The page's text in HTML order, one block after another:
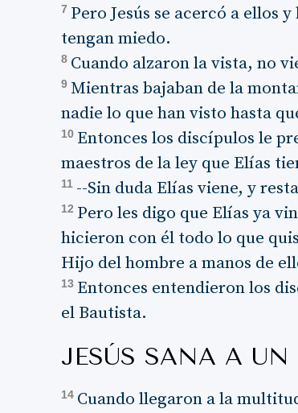
7 Pero Jesús se acercó a ellos
tengan miedo.
8 Cuando alzaron la vista, no
9 Mientras bajaban de la
nadie lo que han visto hasta
10 Entonces los discípulos le
maestros de la ley que Elías
11 --Sin duda Elías viene, y
12 Pero les digo que Elías ya
hicieron con él todo lo que
Hijo del hombre a manos de
13 Entonces entendieron los
el Bautista.
JESÚS SANA A
14 Cuando llegaron a la